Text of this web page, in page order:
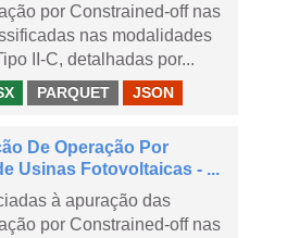
por Constrained-off nas
nas modalidades
II-C, detalhadas por...
PARQUET JSON
De Operação Por
Usinas Fotovoltaicas - ...
à apuração das
por Constrained-off nas